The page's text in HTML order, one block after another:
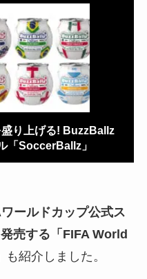
り上げる! BuzzBallz
「SoccerBallz」
ールドカップ公式ス
売する「FIFA World
も紹介しました。